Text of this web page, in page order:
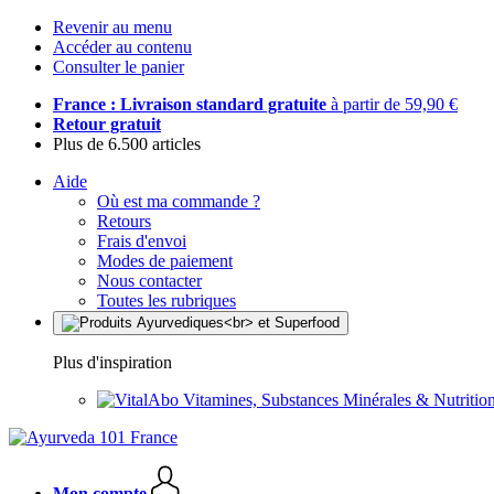
Revenir au menu
Accéder au contenu
Consulter le panier
France : Livraison standard gratuite à partir de 59,90 €
Retour gratuit
Plus de 6.500 articles
Aide
Où est ma commande ?
Retours
Frais d'envoi
Modes de paiement
Nous contacter
Toutes les rubriques
Plus d'inspiration
Vitamines, Substances Minérales &